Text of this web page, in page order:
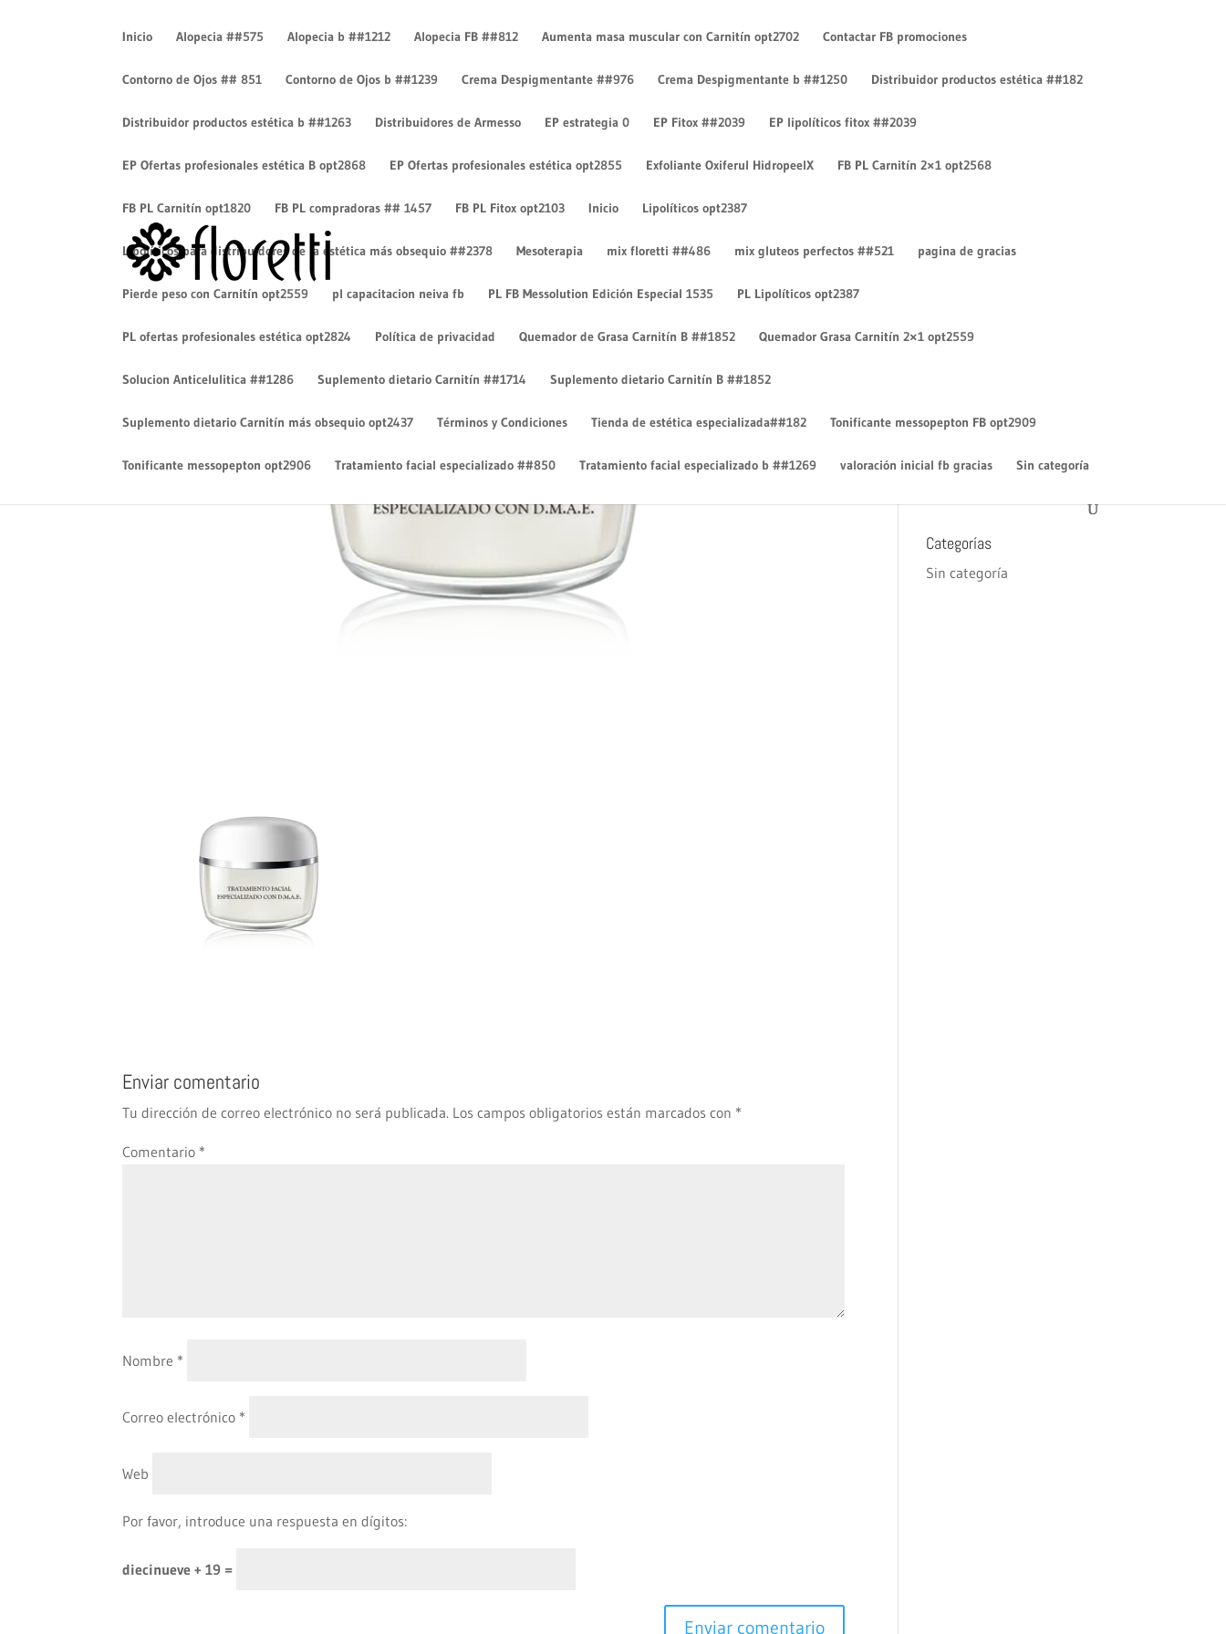
Inicio Alopecia ##575 Alopecia b ##1212 Alopecia FB ##812 Aumenta masa muscular con Carnitín opt2702 Contactar FB promociones
Contorno de Ojos ## 851 Contorno de Ojos b ##1239 Crema Despigmentante ##976 Crema Despigmentante b ##1250 Distribuidor productos estética ##182
Distribuidor productos estética b ##1263 Distribuidores de Armesso EP estrategia 0 EP Fitox ##2039 EP lipolíticos fitox ##2039
EP Ofertas profesionales estética B opt2868 EP Ofertas profesionales estética opt2855 Exfoliante Oxiferul HidropeelX FB PL Carnitín 2×1 opt2568
FB PL Carnitín opt1820 FB PL compradoras ## 1457 FB PL Fitox opt2103 Inicio Lipolíticos opt2387
Lipolíticos para distribuidores de la estética más obsequio ##2378 Mesoterapia mix floretti ##486 mix gluteos perfectos ##521 pagina de gracias
Pierde peso con Carnitín opt2559 pl capacitacion neiva fb PL FB Messolution Edición Especial 1535 PL Lipolíticos opt2387
PL ofertas profesionales estética opt2824 Política de privacidad Quemador de Grasa Carnitín B ##1852 Quemador Grasa Carnitín 2×1 opt2559
Solucion Anticelulitica ##1286 Suplemento dietario Carnitín ##1714 Suplemento dietario Carnitín B ##1852
Suplemento dietario Carnitín más obsequio opt2437 Términos y Condiciones Tienda de estética especializada##182 Tonificante messopepton FB opt2909
Tonificante messopepton opt2906 Tratamiento facial especializado ##850 Tratamiento facial especializado b ##1269 valoración inicial fb gracias Sin categoría
tratamiento-facial-dmae-floretti
porLuisa Torres|Nov 18, 2022|0 Comentarios
Enviar comentario
Tu dirección de correo electrónico no será publicada. Los campos obligatorios están marcados con *
Comentario *
Nombre *
Correo electrónico *
Web
Por favor, introduce una respuesta en dígitos:
diecinueve + 19 =
¡Hola mundo!
Un comentarista de
WordPressen¡Hola mundo!
Archivos
Categorías
Sin categoría